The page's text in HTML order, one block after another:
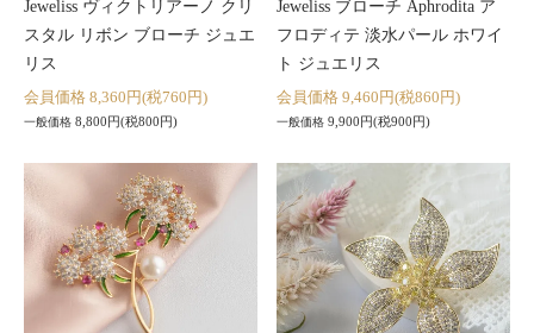
Jeweliss ヴィクトリアーノ クリ
スタル リボン ブローチ ジュエ
リス
会員価格 8,360円(税760円)
一般価格 8,800円(税800円)
Jeweliss ブローチ Aphrodita ア
フロディテ 淡水パール ホワイ
ト ジュエリス
会員価格 9,460円(税860円)
一般価格 9,900円(税900円)